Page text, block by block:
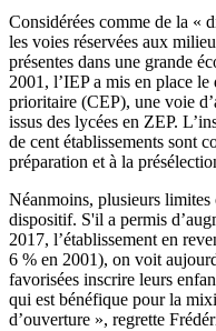
Considérées comme de la «
les voies réservées aux
présentes dans une grande
2001, l’IEP a mis en place
prioritaire (CEP), une voie
issus des lycées en ZEP.
de cent établissements sont
préparation et à la
Néanmoins, plusieurs limites
dispositif. S'il a permis
2017, l’établissement en
6 % en 2001), on voit
favorisées inscrire leurs
qui est bénéfique pour la
d’ouverture », regrette